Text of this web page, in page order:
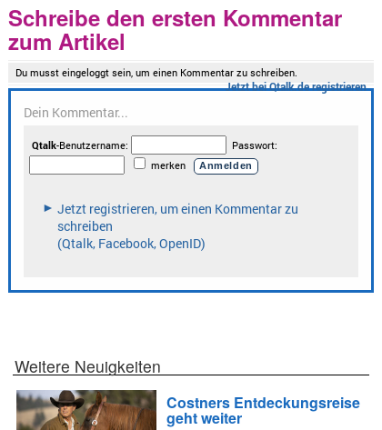
Schreibe den ersten Kommentar
zum Artikel
Weitere Neuigkeiten
Costners Entdeckungsreise
geht weiter